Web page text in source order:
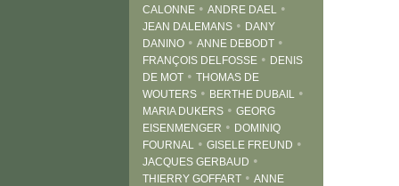
CALONNE • ANDRE DAEL •
JEAN DALEMANS • DANY
DANINO • ANNE DEBODT •
FRANÇOIS DELFOSSE • DENIS
DE MOT • THOMAS DE
WOUTERS • BERTHE DUBAIL •
MARIA DUKERS • GEORG
EISENMENGER • DOMINIQ
FOURNAL • GISELE FREUND •
JACQUES GERBAUD •
THIERRY GOFFART • ANNE